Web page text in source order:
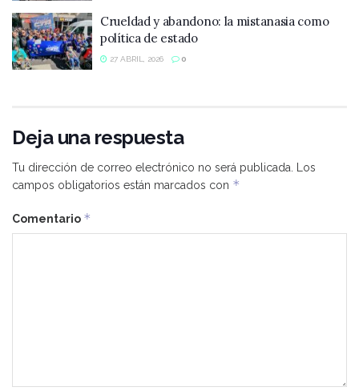
Crueldad y abandono: la mistanasia como
política de estado
27 ABRIL, 2026 0
Deja una respuesta
Tu dirección de correo electrónico no será publicada. Los
campos obligatorios están marcados con *
Comentario *